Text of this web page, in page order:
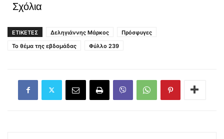
Σχόλια
ΕΤΙΚΕΤΕΣ Δεληγιάννης Μάρκος
Πρόσφυγες
Το θέμα της εβδομάδας
Φύλλο 239